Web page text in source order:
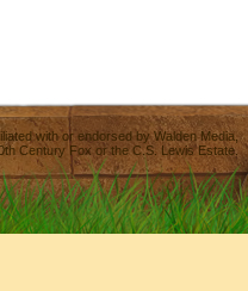
with or endorsed byWalden Media
Century Fox or the C.S. Lewis Estate.